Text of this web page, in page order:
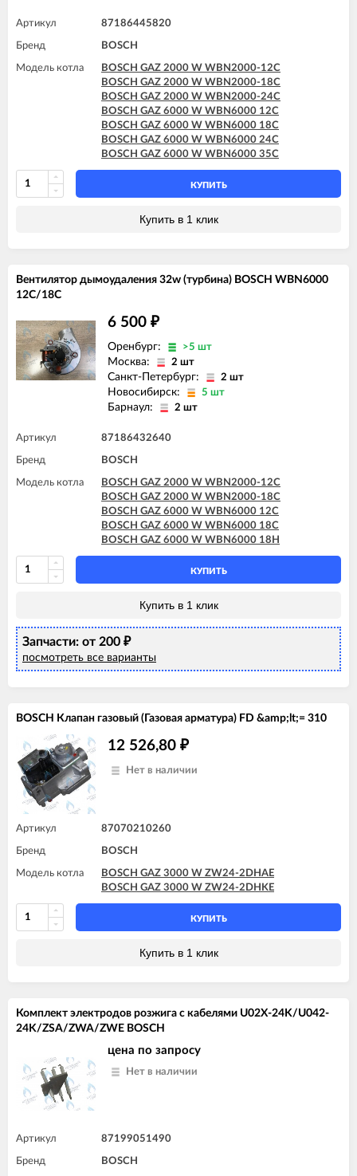
Артикул 87186445820
Бренд BOSCH
Модель котла
BOSCH GAZ 2000 W WBN2000-12C
BOSCH GAZ 2000 W WBN2000-18C
BOSCH GAZ 2000 W WBN2000-24C
BOSCH GAZ 6000 W WBN6000 12C
BOSCH GAZ 6000 W WBN6000 18C
BOSCH GAZ 6000 W WBN6000 24C
BOSCH GAZ 6000 W WBN6000 35C
КУПИТЬ
Купить в 1 клик
Вентилятор дымоудаления 32w (турбина) BOSCH WBN6000
12C/18C
6 500 ₽
Оренбург: >5 шт
Москва: 2 шт
Санкт-Петербург: 2 шт
Новосибирск: 5 шт
Барнаул: 2 шт
Артикул 87186432640
Бренд BOSCH
Модель котла
BOSCH GAZ 2000 W WBN2000-12C
BOSCH GAZ 2000 W WBN2000-18C
BOSCH GAZ 6000 W WBN6000 12C
BOSCH GAZ 6000 W WBN6000 18C
BOSCH GAZ 6000 W WBN6000 18H
КУПИТЬ
Купить в 1 клик
Запчасти: от 200 ₽
посмотреть все варианты
BOSCH Клапан газовый (Газовая арматура) FD &amp;lt;= 310
12 526,80 ₽
Нет в наличии
Артикул 87070210260
Бренд BOSCH
Модель котла
BOSCH GAZ 3000 W ZW24-2DHAE
BOSCH GAZ 3000 W ZW24-2DHKE
КУПИТЬ
Купить в 1 клик
Комплект электродов розжига с кабелями U02X-24K/U042-
24K/ZSA/ZWA/ZWE BOSCH
цена по запросу
Нет в наличии
Артикул 87199051490
Бренд BOSCH